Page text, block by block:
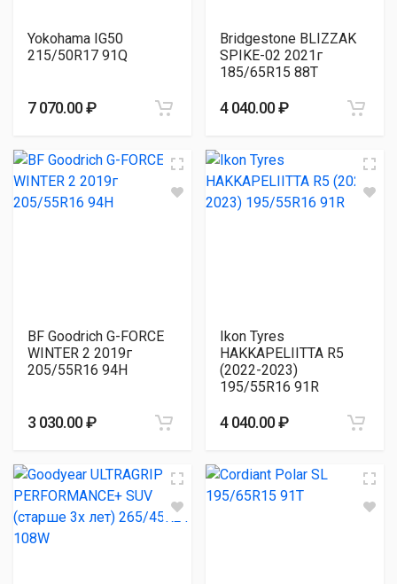
Yokohama IG50
215/50R17 91Q
7 070.00 ₽
Bridgestone BLIZZAK
SPIKE-02 2021г
185/65R15 88T
4 040.00 ₽
BF Goodrich G-FORCE
WINTER 2 2019г
205/55R16 94H
3 030.00 ₽
Ikon Tyres
HAKKAPELIITTA R5
(2022-2023)
195/55R16 91R
4 040.00 ₽